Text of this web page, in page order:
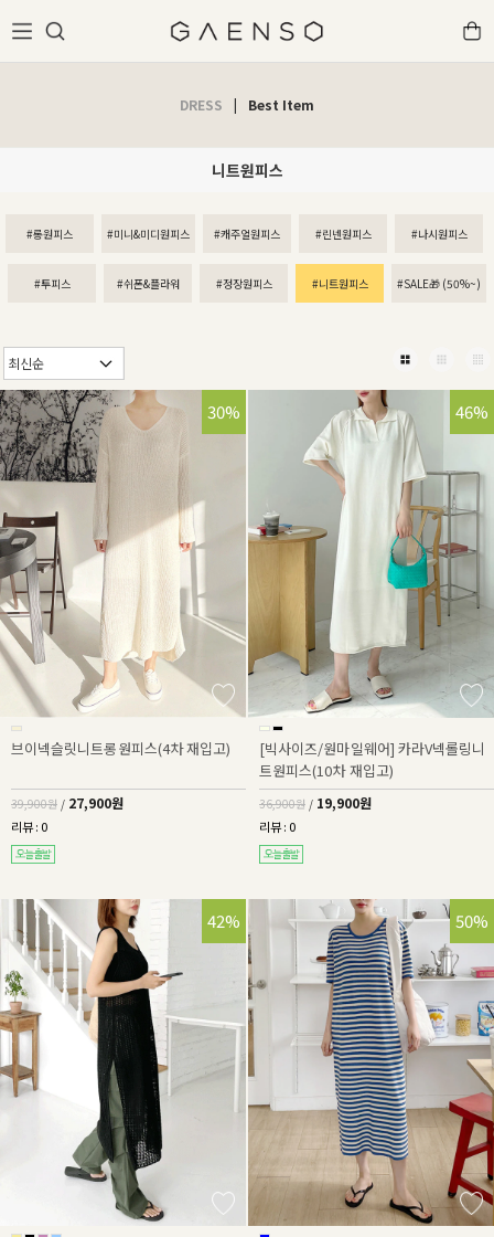
DRESS | Best Item
니트원피스
#롱원피스 #미니&미디원피스 #캐주얼원피스 #린넨원피스 #나시원피스
#투피스 #쉬폰&플라워 #정장원피스 #니트원피스 #SALE🎁 (50%~)
30%
브이넥슬릿니트롱원피스(4차 재입고)
39,900원 / 27,900원
리뷰 : 0
46%
[빅사이즈/원마일웨어] 카라V넥롤링니
트원피스(10차 재입고)
36,900원 / 19,900원
리뷰 : 0
42% 50%